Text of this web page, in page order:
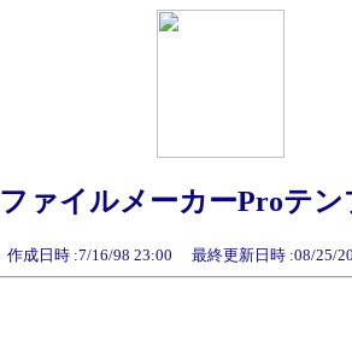
ファイルメーカーProテ
作成日時 :7/16/98 23:00 最終更新日時 :08/25/